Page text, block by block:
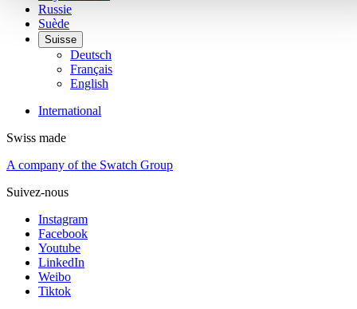
Russie
Suède
Suisse
Deutsch
Français
English
International
Swiss made
A company of the Swatch Group
Suivez-nous
Instagram
Facebook
Youtube
LinkedIn
Weibo
Tiktok